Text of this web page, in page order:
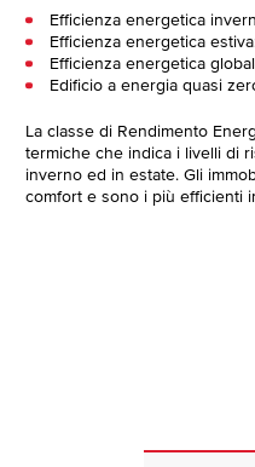
Efficienza energetica
Efficienza energetica
Efficienza energetica
Edificio a energia quasi
La classe di Rendimento
termiche che indica i livelli di
inverno ed in estate. Gli
comfort e sono i più efficienti